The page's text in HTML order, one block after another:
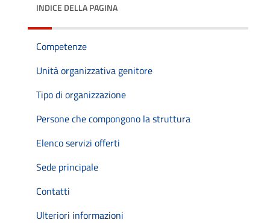
INDICE DELLA PAGINA
Competenze
Unità organizzativa genitore
Tipo di organizzazione
Persone che compongono la struttura
Elenco servizi offerti
Sede principale
Contatti
Ulteriori informazioni